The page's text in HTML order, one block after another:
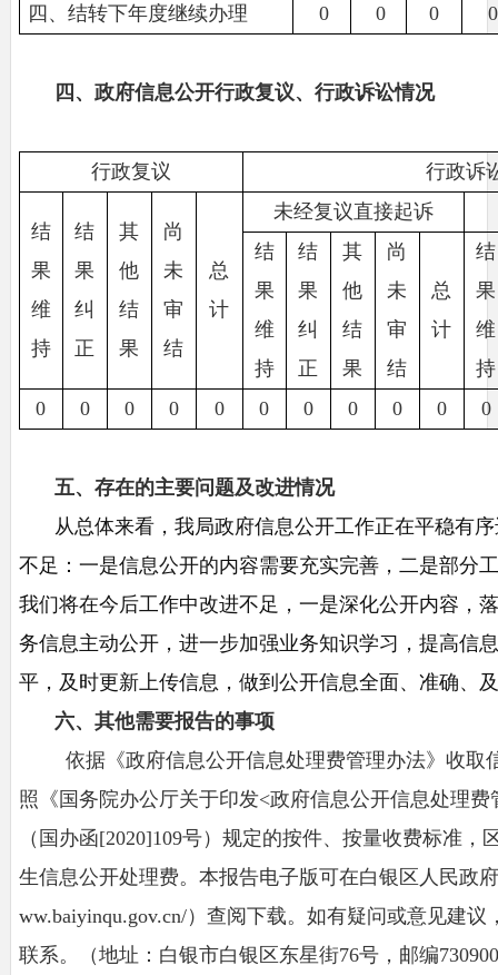
四、结转下年度继续办理
0 0 0 0
四、政府信息公开行政复议、行政诉讼情况
行政复议 行政诉
结
果
维
持
结
果
纠
正
其
他
结
果
尚
未
审
结
总
计
未经复议直接起诉
结
果
维
持
结
果
纠
正
其
他
结
果
尚
未
审
结
总
计
结
果
维
持
0
0 0 0 0 0 0 0 0 0 0
五、存在的主要问题及改进情况
从总体来看，我局政府信息公开工作正在平稳有
不足：一是信息公开的内容需要充实完善，二是部分
我们将在今后工作中改进不足 ，一是深化公开内容，
务信息主动公开，进一步加强业务知识学习，提高信
平，及时更新上传信息，做到公开信息全面、准确、
六、 其他需要报告的事项
依据《政府信息公开信息处理费管理办法》收取
照《国务院办公厅关于印发<政府信息公开信息处理费
（国办函[2020]109号）规定的按件、按量收费标准，
生信息公开处理费。 本报告电子版可在白银区人民政
ww.baiyinqu.gov.cn/） 查阅下载。如有疑问或意见建议
联系。（地址： 白银市白银区东星街76号，邮编